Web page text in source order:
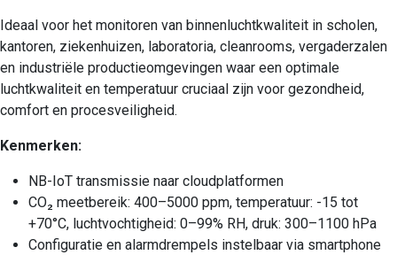
Ideaal voor het monitoren van binnenluchtkwaliteit in scholen,
kantoren, ziekenhuizen, laboratoria, cleanrooms, vergaderzalen
en industriële productieomgevingen waar een optimale
luchtkwaliteit en temperatuur cruciaal zijn voor gezondheid,
comfort en procesveiligheid.
Kenmerken:
NB-IoT transmissie naar cloudplatformen
CO₂ meetbereik: 400–5000 ppm, temperatuur: -15 tot
+70°C, luchtvochtigheid: 0–99% RH, druk: 300–1100 hPa
Configuratie en alarmdrempels instelbaar via smartphone